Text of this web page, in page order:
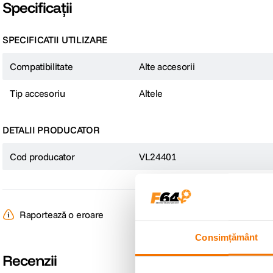
Consimțământ
Specificații
SPECIFICATII UTILIZARE
Compatibilitate Alte accesorii
Tip accesoriu Altele
DETALII PRODUCATOR
Cod producator VL24401
Raportează o eroare
Recenzii